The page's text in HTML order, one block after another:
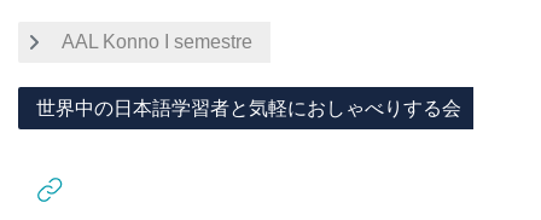
AAL Konno I semestre
世界中の日本語学習者と気軽におしゃべりする会